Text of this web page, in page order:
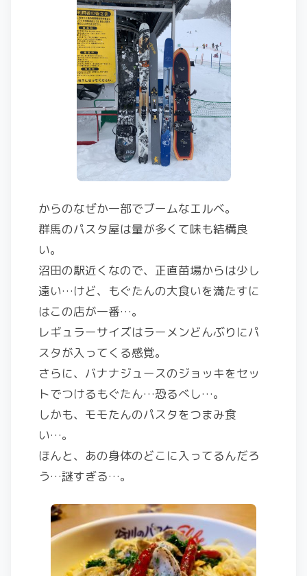
からのなぜか一部でブームなエルベ。
群馬のパスタ屋は量が多くて味も結構良
い。
沼田の駅近くなので、正直苗場からは少し
遠い…けど、もぐたんの大食いを満たすに
はこの店が一番…。
レギュラーサイズはラーメンどんぶりにパ
スタが入ってくる感覚。
さらに、バナナジュースのジョッキをセッ
トでつけるもぐたん…恐るべし…。
しかも、モモたんのパスタをつまみ食
い…。
ほんと、あの身体のどこに入ってるんだろ
う…謎すぎる…。